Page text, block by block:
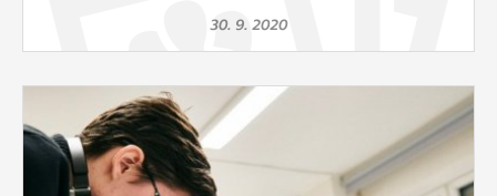
30. 9. 2020